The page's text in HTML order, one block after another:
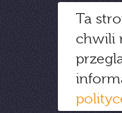
Ta
chwili